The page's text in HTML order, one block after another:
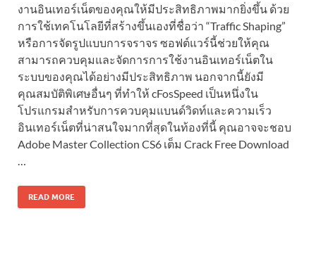
งานอินเทอร์เน็ตของคุณให้มีประสิทธิภาพมากยิ่งขึ้น ด้วย
การใช้เทคโนโลยีที่สร้างขึ้นเองที่ชื่อว่า “Traffic Shaping”
หรือการจัดรูปแบบการจราจร ซอฟต์แวร์นี้ช่วยให้คุณ
สามารถควบคุมและจัดการการใช้งานอินเทอร์เน็ตใน
ระบบของคุณได้อย่างมีประสิทธิภาพ นอกจากนี้ยังมี
คุณสมบัติพิเศษอื่นๆ ที่ทำให้ cFosSpeed เป็นหนึ่งใน
โปรแกรมสำหรับการควบคุมแบนด์วิดท์และความเร็ว
อินเทอร์เน็ตที่น่าสนใจมากที่สุดในท้องที่นี้ คุณอาจจะชอบ
Adobe Master Collection CS6 เต็ม Crack Free Download
…
READ MORE